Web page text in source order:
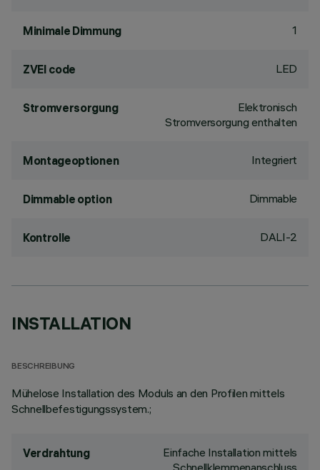
Minimale Dimmung 1
ZVEI code LED
Stromversorgung
Elektronisch
Stromversorgung enthalten
Montageoptionen Integriert
Dimmable option Dimmable
Kontrolle DALI-2
INSTALLATION
BESCHREIBUNG
Mühelose Installation des Moduls an den Profilen mittels
Schnellbefestigungssystem.;
Verdrahtung
Einfache Installation mittels
Schnellklemmenanschluss